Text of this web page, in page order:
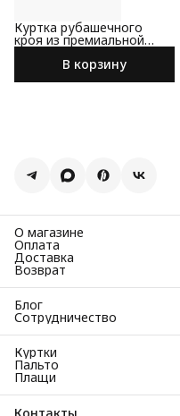
Куртка рубашечного
кроя из премиальной
замши
В корзину
О магазине
Оплата
Доставка
Возврат
Блог
Сотрудничество
Куртки
Пальто
Плащи